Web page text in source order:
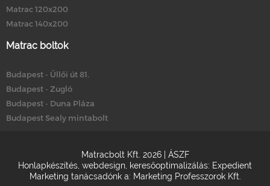
Matrac 120x200
Matrac 140x200
Matrac boltok
Budapest - Üllői út 81.
Budapest - Zugló
Budapest - Duna Pláza
Budapest Sealy mintabolt
Matracbolt Kft. 2026 | ÁSZF
Honlapkészítés webdesign keresőoptimalizálás: Expedient
Marketing tanácsadónk a: Marketing Professzorok Kft.